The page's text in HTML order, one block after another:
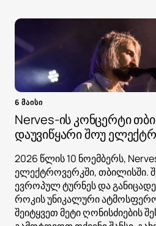
6 მაისი
Nerves-ის კონცერტი
დაუვიწყარი შოუ
2026 წლის 10 ნოემბერს,
ელექტროვერკში, თბილისში.
ევროპულ ტურნეს და
როკის უნიკალური
შეიტყვეთ მეტი ღონისძიების